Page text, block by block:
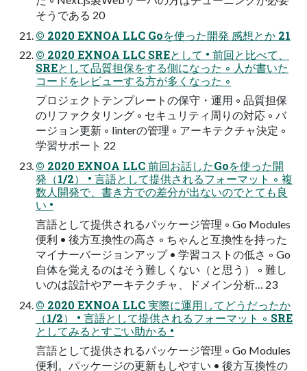
そうである 20
© 2020 EXNOA LLC Goを使った開発 感想とか 21
© 2020 EXNOA LLC SREとして • 前回と比べて、
SREとして品質担保をする側になった ◦ 人が書いた
コードをレビューする方が多くなった ◦
プロジェクトテンプレートの保守・運用 ◦ 品質担保
のリファクタリング ◦ セキュリティ周りの対応 ◦ バ
ージョン更新 ◦ linterの管理 ◦ アーキテクチャ決定 ◦
学習サポート 22
© 2020 EXNOA LLC 前回お話したGoを使った開
発（1/2） • 言語として提供されるフォーマット ◦ 複
数人開発で、書き方での差分が出ないのでとても良
い •
言語として提供されるパッケージ管理 ◦ Go Modules
便利 • 後方互換性の高さ ◦ ちゃんと互換性を持った
マイナーバージョンアップ • 学習コストの低さ ◦ Go
自体を覚えるのはそう難しくない（と思う） ◦ 難し
いのは設計やアーキテクチャ、ドメイン分析… 23
© 2020 EXNOA LLC 実際に運用してどうだったか
（1/2） • 言語として提供されるフォーマット ◦ SRE
としてみるとすごい助かる •
言語として提供されるパッケージ管理 ◦ Go Modules
便利。パッケージの更新もしやすい • 後方互換性の